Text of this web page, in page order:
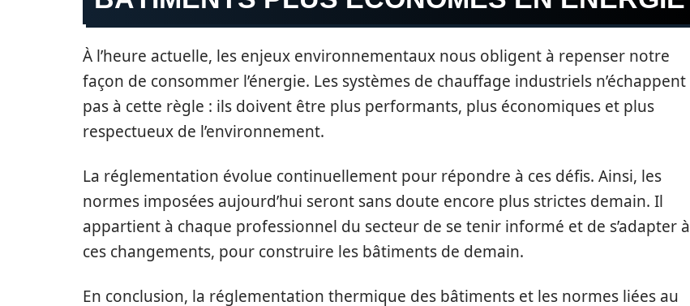
À l’heure actuelle, les enjeux environnementaux nous obligent à repenser notre
façon de consommer l’énergie. Les systèmes de chauffage industriels n’échappent
pas à cette règle : ils doivent être plus performants, plus économiques et plus
respectueux de l’environnement.
La réglementation évolue continuellement pour répondre à ces défis. Ainsi, les
normes imposées aujourd’hui seront sans doute encore plus strictes demain. Il
appartient à chaque professionnel du secteur de se tenir informé et de s’adapter à
ces changements, pour construire les bâtiments de demain.
En conclusion, la réglementation thermique des bâtiments et les normes liées au